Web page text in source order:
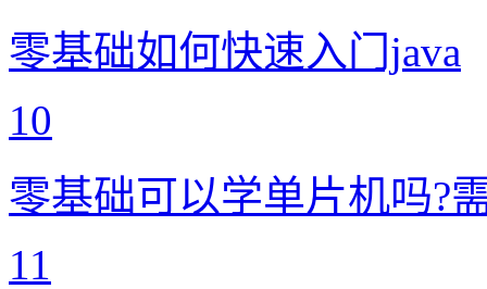
零基础如何快速入门java
10
零基础可以学单片机吗?
11